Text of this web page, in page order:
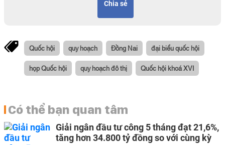
Chia sẻ
Quốc hội quy hoạch Đồng Nai đại biểu quốc hội
họp Quốc hội quy hoạch đô thị Quốc hội khoá XVI
Có thể bạn quan tâm
Giải ngân đầu tư công 5 tháng đạt 21,6%,
tăng hơn 34.800 tỷ đồng so với cùng kỳ